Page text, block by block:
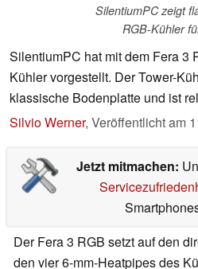
SilentiumPC zeigt
RGB-Kühler
SilentiumPC hat mit dem Fera 3
Kühler vorgestellt. Der Tower-
klassische Bodenplatte und ist
Silvio Werner, Veröffentlicht am
Jetzt mitmachen:
Der Fera 3 RGB setzt auf den
den vier 6-mm-Heatpipes des